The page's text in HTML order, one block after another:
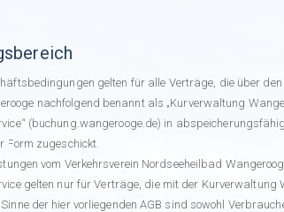
gelten für alle Verträge, die über
nachfolgend benannt als „Kurverwaltung
(buchung.wangerooge.de) in
Form zugeschickt.
vom Verkehrsverein Nordseeheilbad
gelten nur für Verträge, die mit der Kurverwaltung
der hier vorliegenden AGB sind sowohl